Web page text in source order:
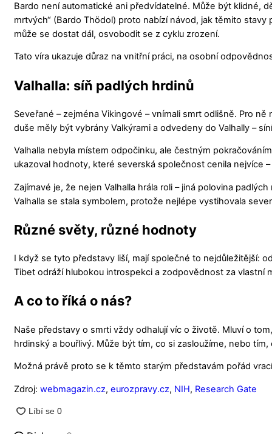
Bardo není automatické ani předvídatelné. Může být klidné,
mrtvých“ (Bardo Thödol) proto nabízí návod, jak těmito
může se dostat dál, osvobodit se z cyklu zrození.
Tato víra ukazuje důraz na vnitřní práci, na osobní
Valhalla: síň padlých hrdinů
Seveřané – zejména Vikingové – vnímali smrt odlišně. Pro
duše měly být vybrány Valkýrami a odvedeny do Valhally –
Valhalla nebyla místem odpočinku, ale čestným
ukazoval hodnoty, které severská společnost cenila nejvíce
Zajímavé je, že nejen Valhalla hrála roli – jiná polovina
Valhalla se stala symbolem, protože nejlépe vystihovala
Různé světy, různé hodnoty
I když se tyto představy liší, mají společné to nejdůležitější:
Tibet odráží hlubokou introspekci a zodpovědnost za vlastní
A co to říká o nás?
Naše představy o smrti vždy odhalují víc o životě. Mluví o
hrdinský a bouřlivý. Může být tím, co si zasloužíme, nebo
Možná právě proto se k těmto starým představám pořád
Zdroj: webmagazin.cz, eurozpravy.cz, NIH, Research Gate